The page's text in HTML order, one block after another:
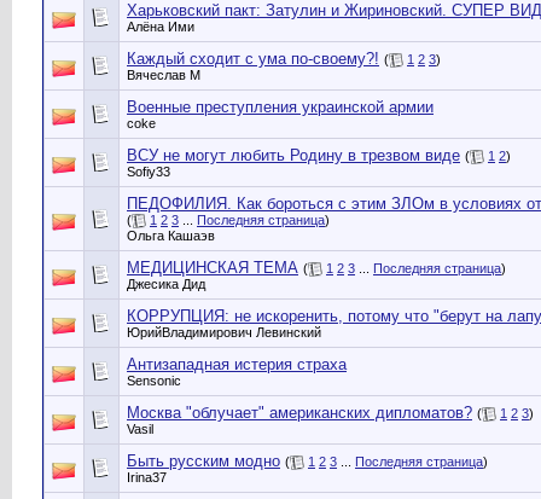
Харьковский пакт: Затулин и Жириновский. СУПЕР
Алёна Ими
Каждый сходит с ума по-своему?! ( 1 2 3)
Вячеслав М
Военные преступления украинской армии
coke
ВСУ не могут любить Родину в трезвом виде ( 1 2)
Sofiy33
ПЕДОФИЛИЯ. Как бороться с этим ЗЛОм в условиях
( 1 2 3 Последняя страница)
Ольга Кашаэв
МЕДИЦИНСКАЯ ТЕМА ( 1 2 3 Последняя страница)
Джесика Дид
КОРРУПЦИЯ: не искоренить, потому что "берут на
ЮрийВладимирович Левинский
Антизападная истерия страха
Sensonic
Москва "облучает" американских дипломатов? ( 1 2 3)
Vasil
Быть русским модно ( 1 2 3 Последняя страница)
Irina37